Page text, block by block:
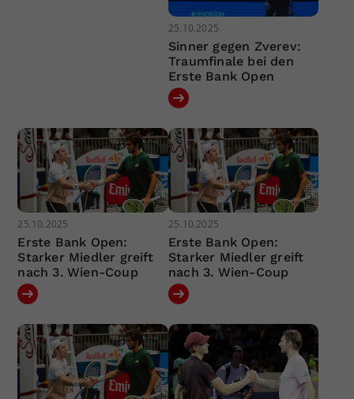
25.10.2025
Sinner gegen Zverev:
Traumfinale bei den
Erste Bank Open
25.10.2025
Erste Bank Open:
Starker Miedler greift
nach 3. Wien-Coup
25.10.2025
Erste Bank Open:
Starker Miedler greift
nach 3. Wien-Coup